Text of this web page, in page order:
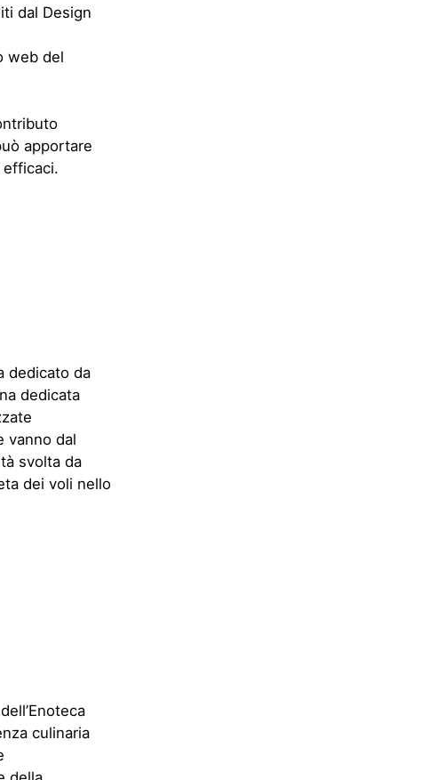
apportare
efficaci.
dedicato da
dedicata
culinaria
della
per il
continua
Bianca,